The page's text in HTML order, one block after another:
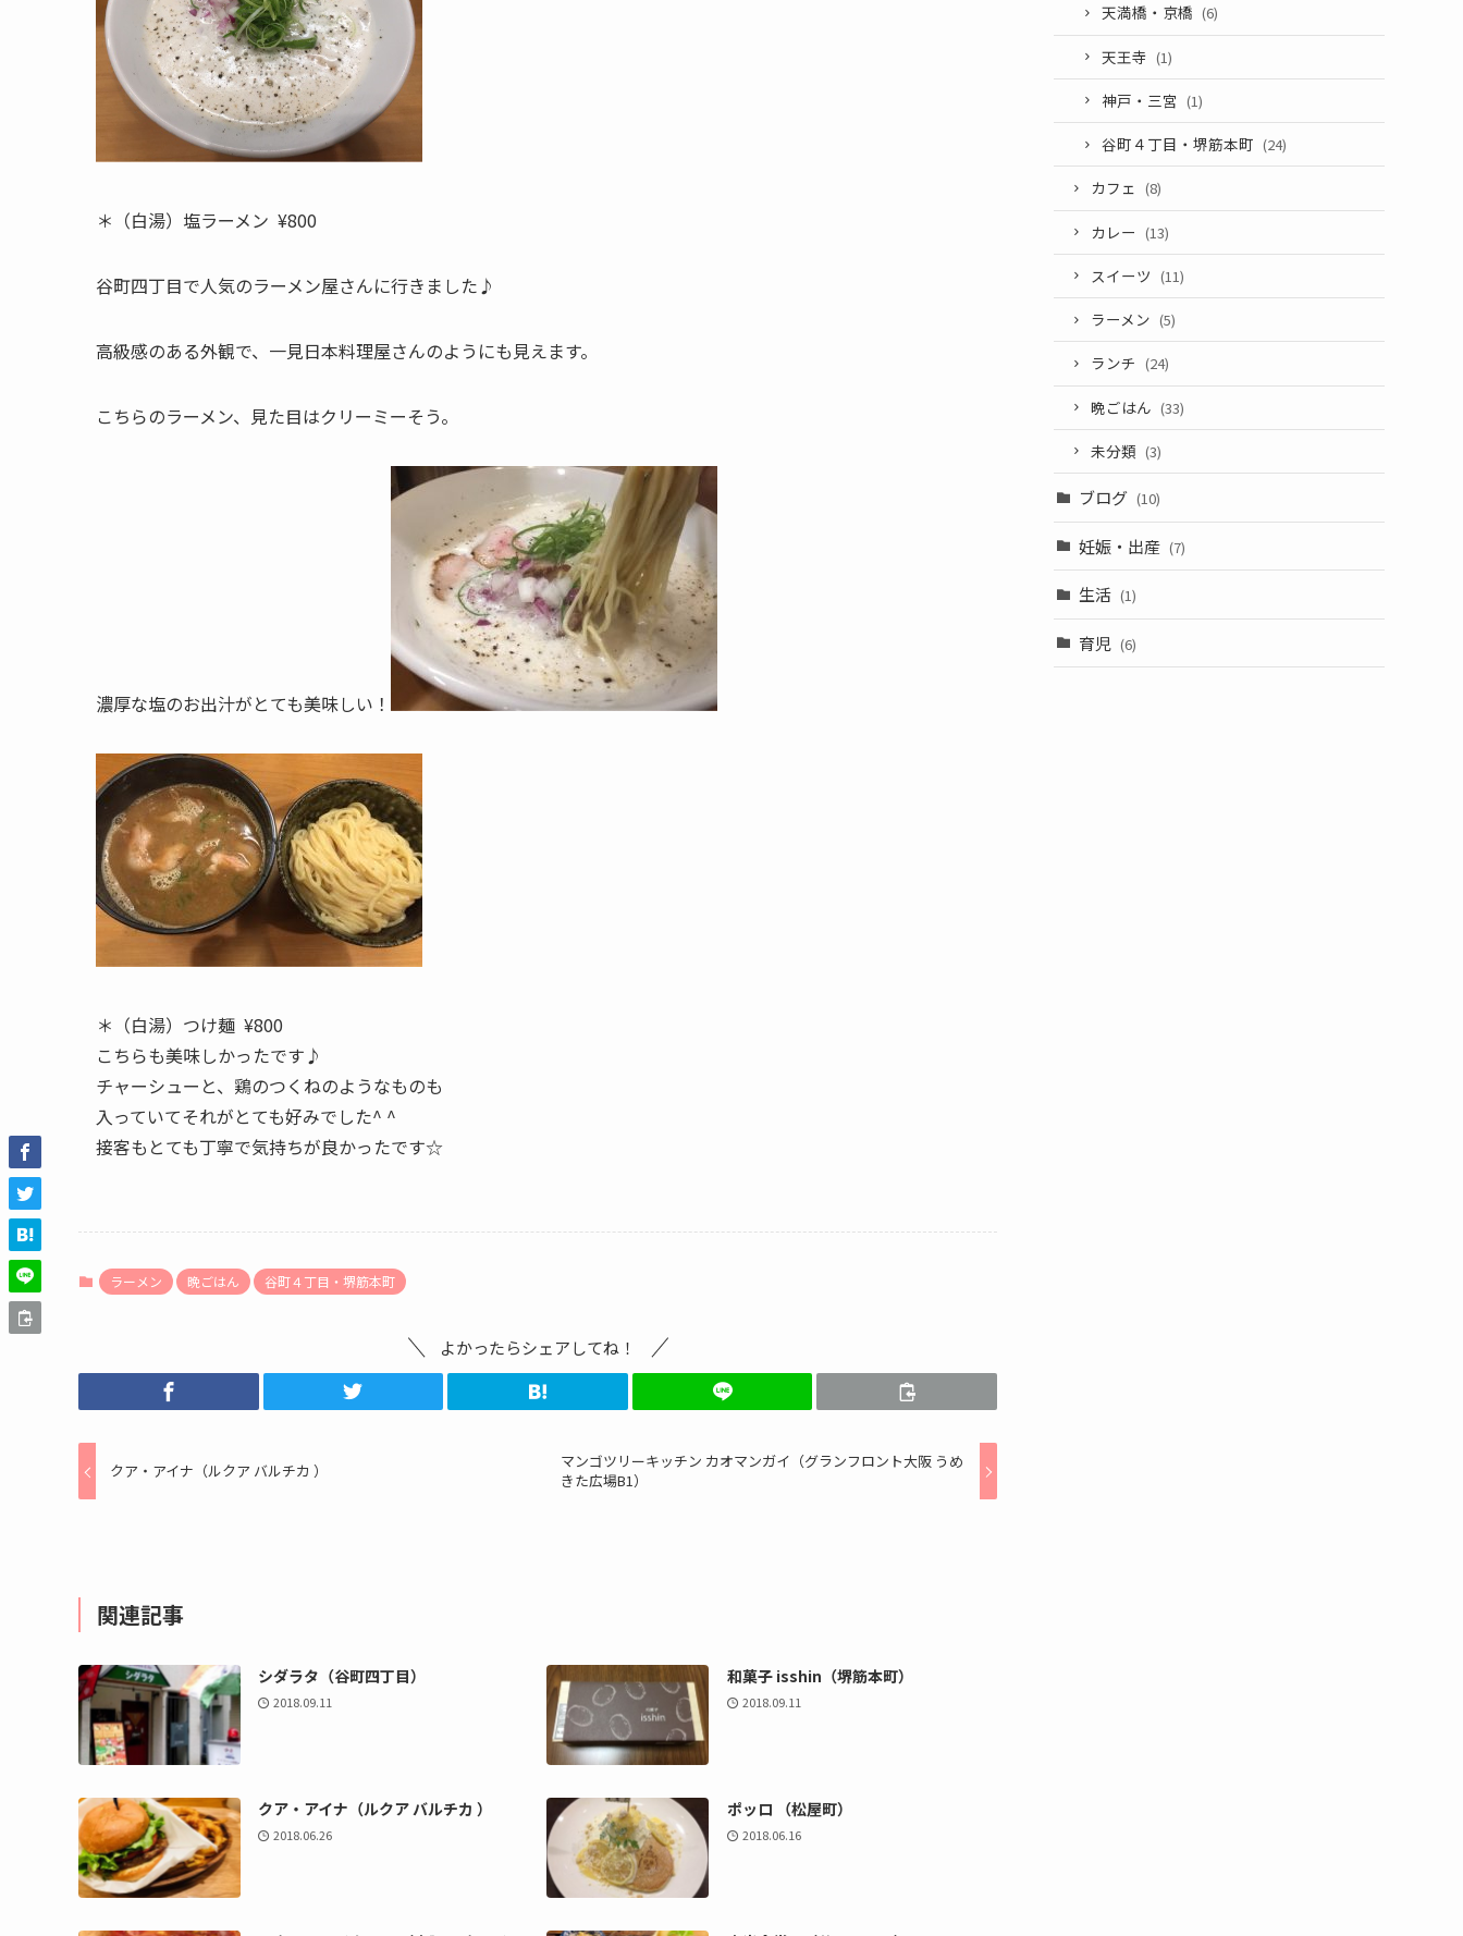
＊（白湯）塩ラーメン ¥800
谷町四丁目で人気のラーメン屋さんに行きました♪
高級感のある外観で、一見日本料理屋さんのようにも見えます。
こちらのラーメン、見た目はクリーミーそう。
濃厚な塩のお出汁がとても美味しい！
＊（白湯）つけ麺 ¥800
こちらも美味しかったです♪
チャーシューと、鶏のつくねのようなものも
入っていてそれがとても好みでした^ ^
接客もとても丁寧で気持ちが良かったです☆
ラーメン 晩ごはん 谷町４丁目・堺筋本町
よかったらシェアしてね！
クア・アイナ（ルクア バルチカ ）
マンゴツリーキッチン カオマンガイ（グランフロント大阪 うめ
きた広場B1）
関連記事
シダラタ（谷町四丁目）
2018.09.11
和菓子 isshin（堺筋本町）
2018.09.11
クア・アイナ（ルクア バルチカ ）
2018.06.26
ポッロ （松屋町）
2018.06.16
天満橋・京橋 (6)
天王寺 (1)
神戸・三宮 (1)
谷町４丁目・堺筋本町 (24)
カフェ (8)
カレー (13)
スイーツ (11)
ラーメン (5)
ランチ (24)
晩ごはん (33)
未分類 (3)
ブログ (10)
妊娠・出産 (7)
生活 (1)
育児 (6)